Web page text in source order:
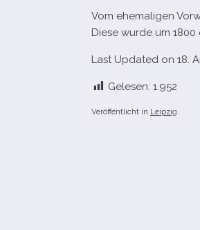
Vom ehe­ma­li­gen
Diese wurde um
Last Updated on 18.
Gelesen: 1.952
Veröffentlicht in Leipzig